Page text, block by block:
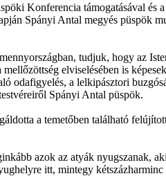
Konferencia támogatásával és
Spányi Antal megyés püspök
tudjuk, hogy az
mellőzöttség elviselésében is
odafigyelés, a lelkipásztori
Spányi Antal püspök.
a temetőben található
azok az atyák nyugszanak,
itt, mintegy